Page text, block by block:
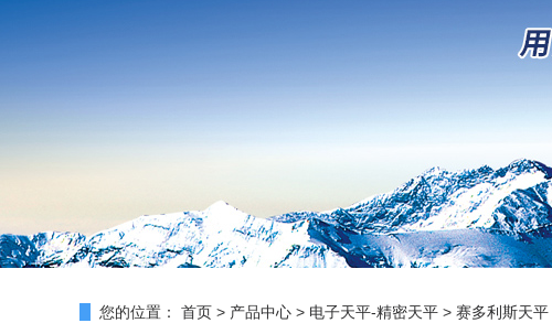
您的位置： 首页 > 产品中心 > 电子天平-精密天平 > 赛多利斯天平